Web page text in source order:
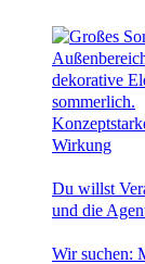
Wirkung
Du willst
und die
Wir suchen: